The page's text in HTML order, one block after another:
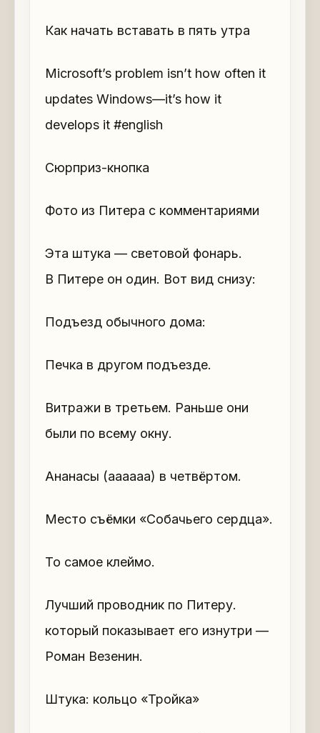
Как начать вставать в пять утра
Microsoft’s problem isn’t how often it
updates Windows—it’s how it
develops it #english
Сюрприз-кнопка
Фото из Питера с комментариями
Эта штука — световой фонарь.
В Питере он один. Вот вид снизу:
Подъезд обычного дома:
Печка в другом подъезде.
Витражи в третьем. Раньше они
были по всему окну.
Ананасы (аааааа) в четвёртом.
Место съёмки «Собачьего сердца».
То самое клеймо.
Лучший проводник по Питеру.
который показывает его изнутри —
Роман Везенин.
Штука: кольцо «Тройка»